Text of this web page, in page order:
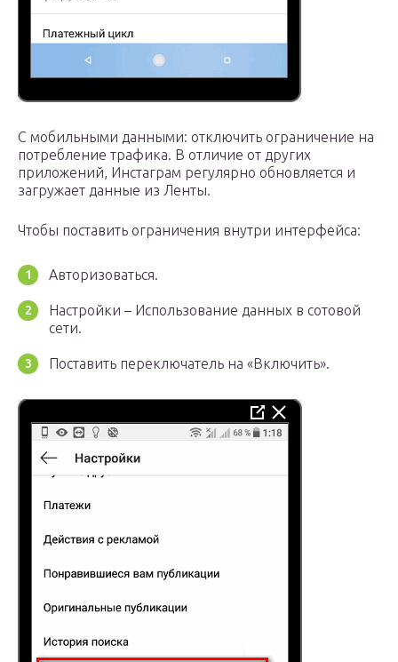
С мобильными данными: отключить ограничение на
потребление трафика. В отличие от других
приложений, Инстаграм регулярно обновляется и
загружает данные из Ленты.
Чтобы поставить ограничения внутри интерфейса:
Авторизоваться.
Настройки – Использование данных в сотовой
сети.
Поставить переключатель на «Включить».